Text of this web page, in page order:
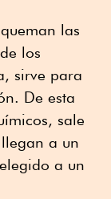
las
los
sirve para
De esta
sale
a un
a un